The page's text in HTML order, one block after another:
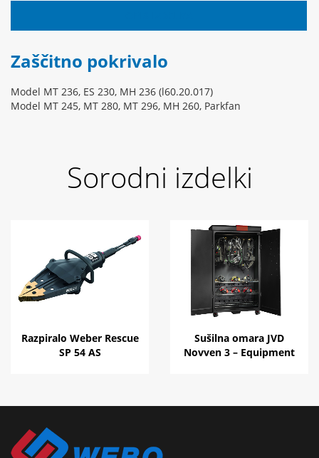
Zaščitno pokrivalo
Model MT 236, ES 230, MH 236 (l60.20.017)
Model MT 245, MT 280, MT 296, MH 260, Parkfan
Sorodni izdelki
Razpiralo Weber Rescue
SP 54 AS
Sušilna omara JVD
Novven 3 – Equipment